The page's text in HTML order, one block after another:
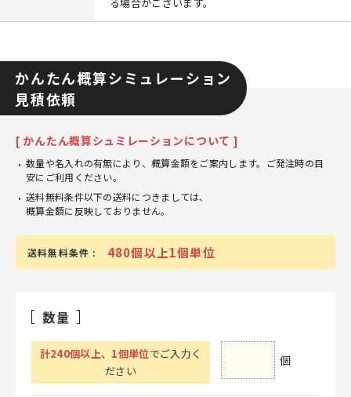
かんたん概算シミュレーション
見積依頼
[ かんたん概算シュミレーションについて ]
数量や名入れの有無により、概算金額をご案内します。ご発注時の目
安にご利用ください。
送料無料条件以下の送料につきましては、
概算金額に反映しておりません。
送料無料条件 : 480個以上1個単位
数量
計240個以上、 1個単位でご入力く
ださい
個